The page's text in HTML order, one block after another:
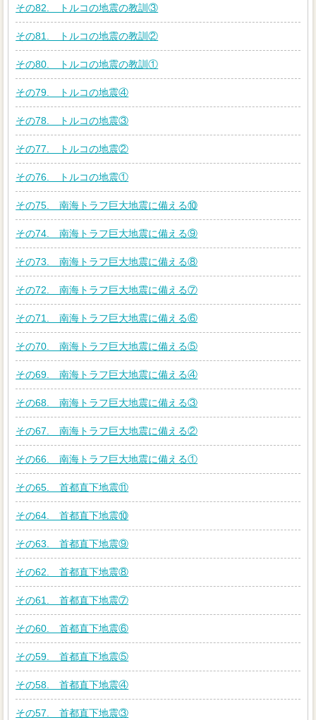
その82. トルコの地震の教訓③
その81. トルコの地震の教訓②
その80. トルコの地震の教訓①
その79. トルコの地震④
その78. トルコの地震③
その77. トルコの地震②
その76. トルコの地震①
その75. 南海トラフ巨大地震に備える⑩
その74. 南海トラフ巨大地震に備える⑨
その73. 南海トラフ巨大地震に備える⑧
その72. 南海トラフ巨大地震に備える⑦
その71. 南海トラフ巨大地震に備える⑥
その70. 南海トラフ巨大地震に備える⑤
その69. 南海トラフ巨大地震に備える④
その68. 南海トラフ巨大地震に備える③
その67. 南海トラフ巨大地震に備える②
その66. 南海トラフ巨大地震に備える①
その65. 首都直下地震⑪
その64. 首都直下地震⑩
その63. 首都直下地震⑨
その62. 首都直下地震⑧
その61. 首都直下地震⑦
その60. 首都直下地震⑥
その59. 首都直下地震⑤
その58. 首都直下地震④
その57. 首都直下地震③